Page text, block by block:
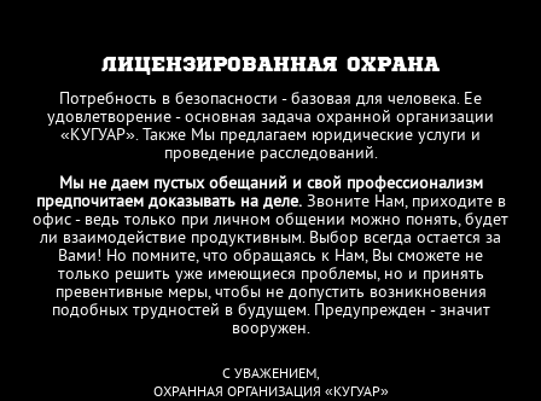
ЛИЦЕНЗИРОВАННАЯ ОХРАНА
Потребность в безопасности - базовая для человека. Ее
удовлетворение - основная задача охранной организации
«КУГУАР». Также Мы предлагаем юридические услуги и
проведение расследований.
Мы не даем пустых обещаний и свой профессионализм
предпочитаем доказывать на деле.Звоните Нам, приходите в
офис - ведь только при личном общении можно понять, будет
ли взаимодействие продуктивным. Выбор всегда остается за
Вами! Но помните, что обращаясь к Нам, Вы сможете не
только решить уже имеющиеся проблемы, но и принять
превентивные меры, чтобы не допустить возникновения
подобных трудностей в будущем. Предупрежден - значит
вооружен.
С УВАЖЕНИЕМ,
ОХРАННАЯ ОРГАНИЗАЦИЯ «КУГУАР»